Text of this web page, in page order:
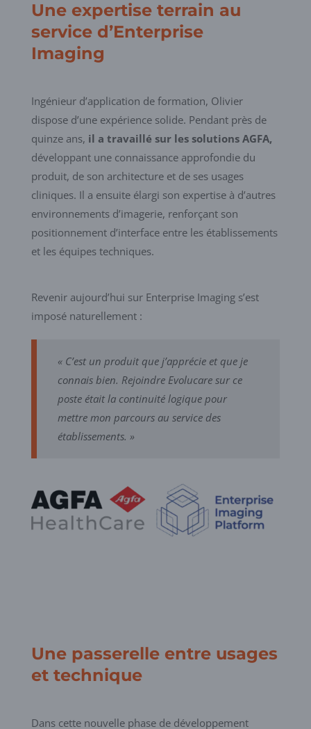
Une expertise terrain au
service d’Enterprise
Imaging
Ingénieur d’application de formation, Olivier
dispose d’une expérience solide. Pendant près de
quinze ans, il a travaillé sur les solutions AGFA,
développant une connaissance approfondie du
produit, de son architecture et de ses usages
cliniques. Il a ensuite élargi son expertise à d’autres
environnements d’imagerie, renforçant son
positionnement d’interface entre les établissements
et les équipes techniques.
Revenir aujourd’hui sur Enterprise Imaging s’est
imposé naturellement :
« C’est un produit que j’apprécie et que je
connais bien. Rejoindre Evolucare sur ce
poste était la continuité logique pour
mettre mon parcours au service des
établissements. »
Une passerelle entre usages
et technique
Dans cette nouvelle phase de développement